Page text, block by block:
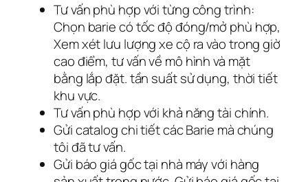
Tư vấn phù hợp với từng công trình:
Chọn barie có tốc độ đóng/mở phù hợp,
Xem xét lưu lượng xe cộ ra vào trong giờ
cao điểm, tư vấn về mô hình và mặt
bằng lắp đặt. tần suất sử dụng, thời tiết
khu vực.
Tư vấn phù hợp với khả năng tài chính.
Gửi catalog chi tiết các Barie mà chúng
tôi đã tư vấn.
Gửi báo giá gốc tại nhà máy với hàng